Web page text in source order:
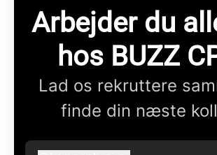
Arbejder du
hos BUZZ
Lad os rekruttere
finde din næste